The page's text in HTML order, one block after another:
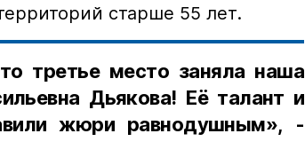
старше 55 лет.
третье место заняла наша
Дьякова! Её талант и
жюри равнодушным», -